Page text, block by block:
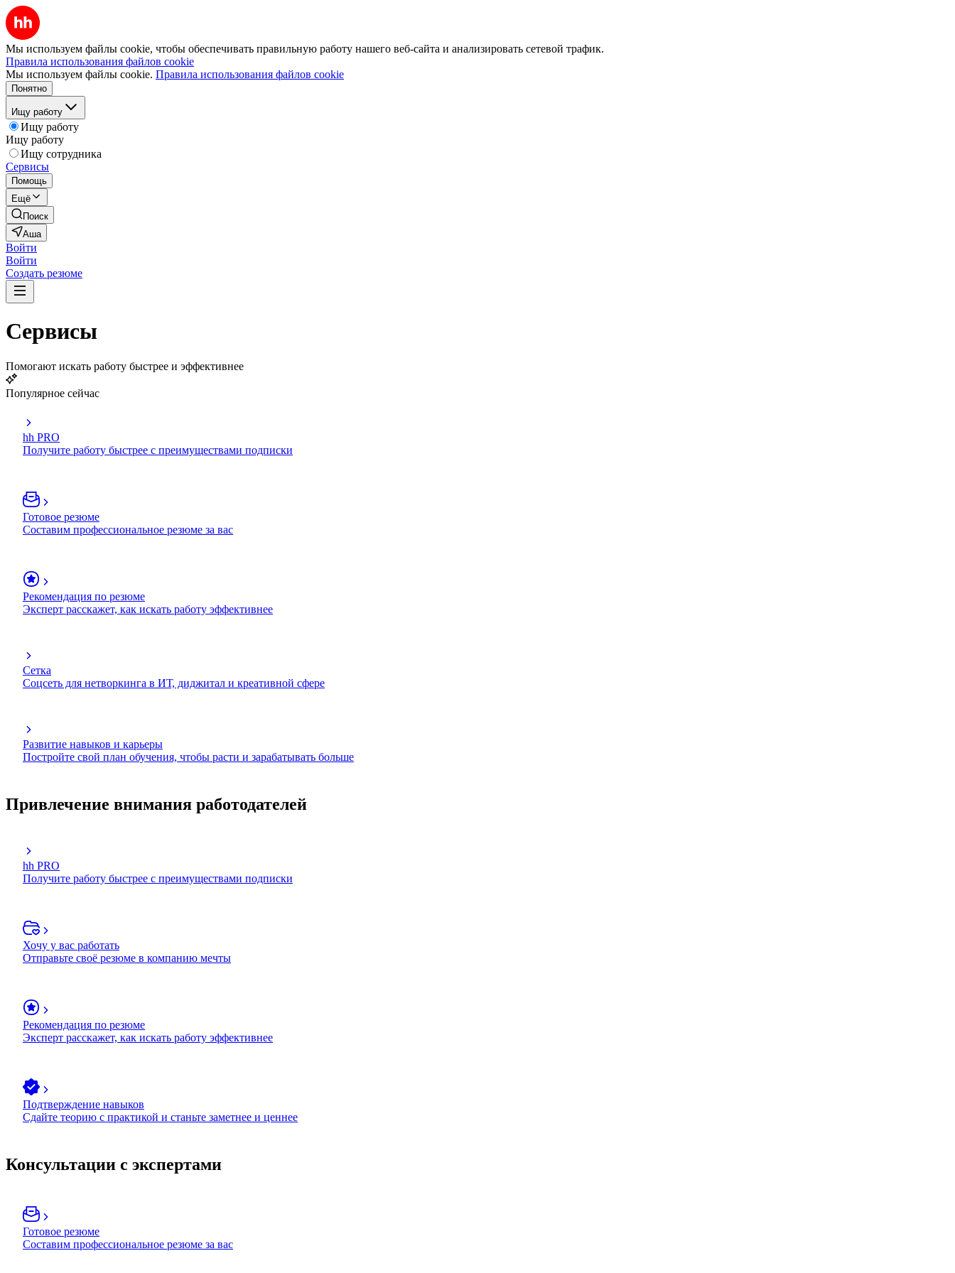
Мы используем файлы cookie, чтобы обеспечивать правильную работу нашего веб-сайта и анализировать сетевой трафик.
Правила использования файлов cookie
Мы используем файлы cookie. Правила использования файлов cookie
Понятно
Ищу работу
Ищу работу
Ищу работу
Ищу сотрудника
Сервисы
Помощь
Ещё
Поиск
Аша
Войти
Войти
Создать резюме
Сервисы
Помогают искать работу быстрее и эффективнее
Популярное сейчас
hh PRO
Получите работу быстрее с преимуществами подписки
Готовое резюме
Составим профессиональное резюме за вас
Рекомендация по резюме
Эксперт расскажет, как искать работу эффективнее
Сетка
Соцсеть для нетворкинга в ИТ, диджитал и креативной сфере
Развитие навыков и карьеры
Постройте свой план обучения, чтобы расти и зарабатывать больше
Привлечение внимания работодателей
hh PRO
Получите работу быстрее с преимуществами подписки
Хочу у вас работать
Отправьте своё резюме в компанию мечты
Рекомендация по резюме
Эксперт расскажет, как искать работу эффективнее
Подтверждение навыков
Сдайте теорию с практикой и станьте заметнее и ценнее
Консультации с экспертами
Готовое резюме
Составим профессиональное резюме за вас